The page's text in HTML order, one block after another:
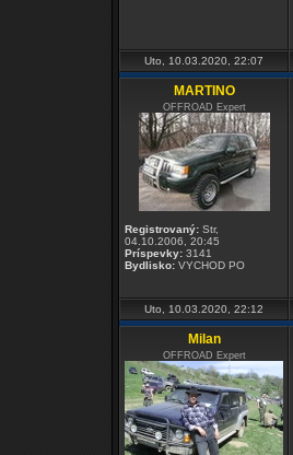
Uto, 10.03.2020, 22:07
MARTINO
OFFROAD Expert
Registrovaný: Str,
04.10.2006, 20:45
Príspevky: 3141
Bydlisko: VYCHOD PO
Uto, 10.03.2020, 22:12
Milan
OFFROAD Expert